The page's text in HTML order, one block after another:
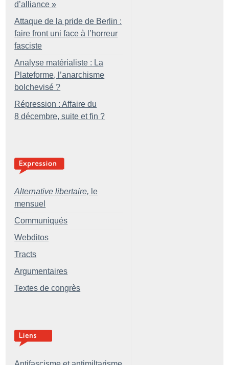
d’alliance »
Attaque de la pride de Berlin :
faire front uni face à l’horreur
fasciste
Analyse matérialiste : La
Plateforme, l’anarchisme
bolchevisé ?
Répression : Affaire du
8 décembre, suite et fin ?
Alternative libertaire, le
mensuel
Communiqués
Webditos
Tracts
Argumentaires
Textes de congrès